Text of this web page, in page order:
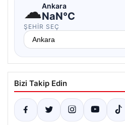
☁Ankara
NaN°C
ŞEHIR SEÇ
Bizi Takip Edin